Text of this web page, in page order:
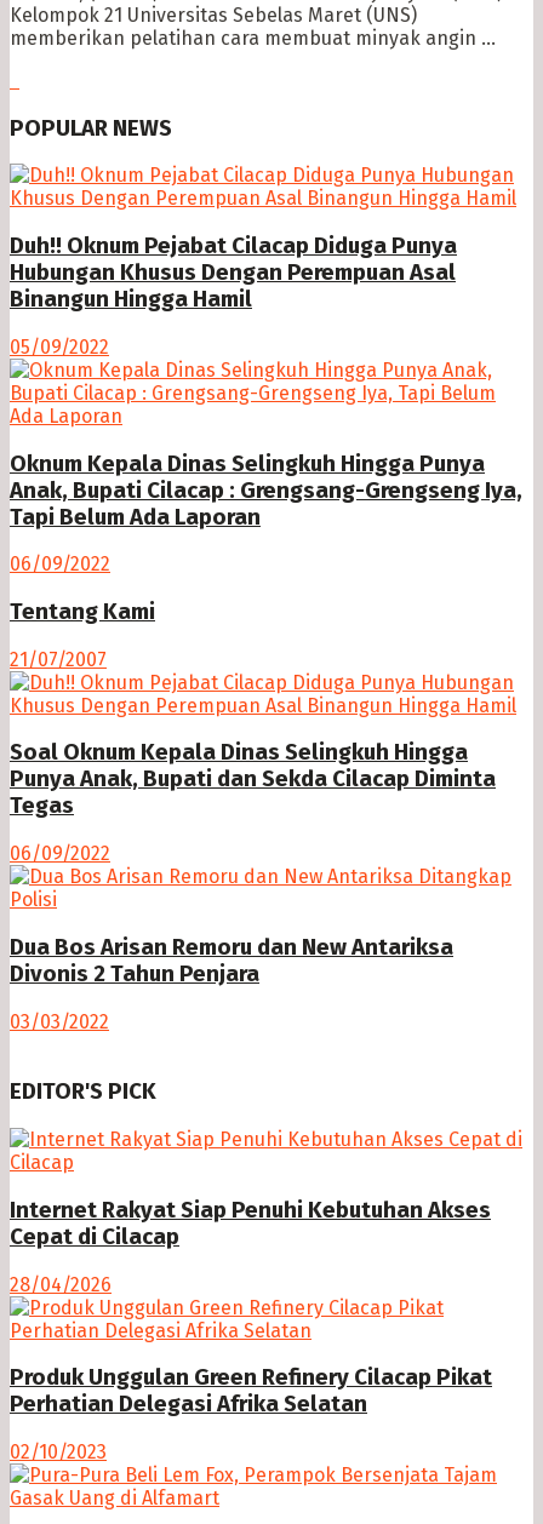
Kelompok 21 Universitas Sebelas Maret (UNS)
memberikan pelatihan cara membuat minyak angin ...
POPULAR NEWS
Duh!! Oknum Pejabat Cilacap Diduga Punya
Hubungan Khusus Dengan Perempuan Asal
Binangun Hingga Hamil
05/09/2022
Oknum Kepala Dinas Selingkuh Hingga Punya
Anak, Bupati Cilacap : Grengsang-Grengseng Iya,
Tapi Belum Ada Laporan
06/09/2022
Tentang Kami
21/07/2007
Soal Oknum Kepala Dinas Selingkuh Hingga
Punya Anak, Bupati dan Sekda Cilacap Diminta
Tegas
06/09/2022
Dua Bos Arisan Remoru dan New Antariksa
Divonis 2 Tahun Penjara
03/03/2022
EDITOR'S PICK
Internet Rakyat Siap Penuhi Kebutuhan Akses
Cepat di Cilacap
28/04/2026
Produk Unggulan Green Refinery Cilacap Pikat
Perhatian Delegasi Afrika Selatan
02/10/2023